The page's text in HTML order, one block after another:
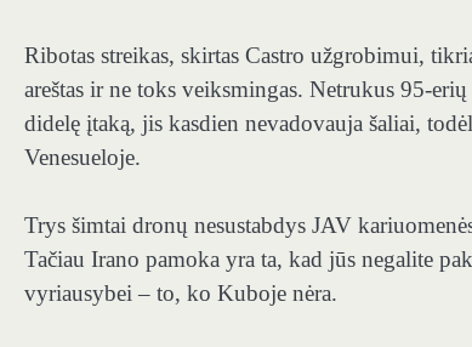
Ribotas streikas, skirtas Castro užgrobimui,
areštas ir ne toks veiksmingas. Netrukus 95-
didelę įtaką, jis kasdien nevadovauja šaliai,
Venesueloje.
Trys šimtai dronų nesustabdys JAV
Tačiau Irano pamoka yra ta, kad jūs negalite
vyriausybei – to, ko Kuboje nėra.